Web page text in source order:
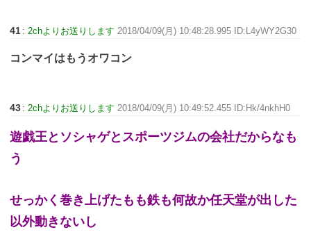
41 : 2chよりお送りします 2018/04/09(月) 10:48:28.995 ID:L4yWY2G30
コンマイはもうオワコン
43 : 2chよりお送りします 2018/04/09(月) 10:49:52.455 ID:Hk/4nkhH0
遊戯王とソシャゲとスポーツジムの会社だからなも
う
せっかく巻き上げたもも鉄も何故か任天堂が出した
以外動きないし